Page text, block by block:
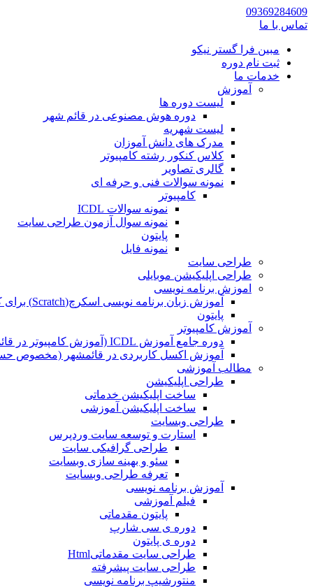
09369284609
تماس با ما
مبین فرا گستر نیکو
ثبت نام دوره
خدمات ما
آموزش
لیست دوره ها
دوره هوش مصنوعی در قائم شهر
لیست شهریه
مدرک های دانش آموزان
کلاس کنکور رشته کامپیوتر
گالری تصاویر
نمونه سوالات فنی و حرفه ای
کامپیوتر
نمونه سوالات ICDL
نمونه سوال آزمون طراحی سایت
پایتون
نمونه فایل
طراحی سایت
طراحی اپلیکیشن موبایلی
اموزش برنامه نویسی
آموزش زبان برنامه نویسی اسکرچ(Scratch) برای کودکان
پایتون
آموزش کامپیوتر
دوره جامع آموزش ICDL (آموزش کامپیوتر در قائمشهر)
آموزش اکسل کاربردی در قائمشهر (مخصوص
مطالب آموزشی
طراحی اپلیکیشن
ساخت اپلیکیشن خدماتی
ساخت اپلیکیشن آموزشی
طراحی وبسایت
استارت و توسعه سایت وردپرس
طراحی گرافیکی سایت
سئو و بهینه سازی وبسایت
تعرفه طراحی وبسایت
آموزش برنامه نویسی
فیلم آموزشی
پایتون مقدماتی
دوره ی سی شارپ
دوره ی پایتون
طراحی سایت مقدماتیHtml
طراحی سایت پیشرفته
منتورشیپ برنامه نویسی